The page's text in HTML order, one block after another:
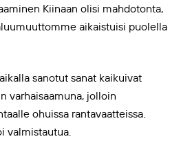
Kiinaan olisi mahdotonta,
aikaistuisi puolella
sanotut sanat kaikuivat
varhaisaamuna, jolloin
ohuissa rantavaatteissa.
valmistautua.